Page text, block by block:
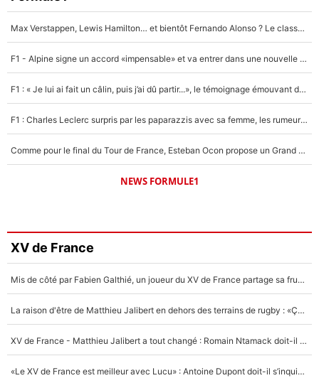
Max Verstappen, Lewis Hamilton… et bientôt Fernando Alonso ? Le classement des pilotes les mieux payés en Formule 1 risque de changer !
F1 - Alpine signe un accord «impensable» et va entrer dans une nouvelle dimension : Grande nouvelle pour Pierre Gasly !
F1 : « Je lui ai fait un câlin, puis j’ai dû partir...», le témoignage émouvant de Max Verstappen sur sa fille
F1 : Charles Leclerc surpris par les paparazzis avec sa femme, les rumeurs étaient vraies !
Comme pour le final du Tour de France, Esteban Ocon propose un Grand Prix de Formule 1 à Paris : «Autour de l’Arc de Triomphe, ce serait génial» !
NEWS FORMULE1
XV de France
Mis de côté par Fabien Galthié, un joueur du XV de France partage sa frustration : «ils ne me l’ont pas dit tout de suite»
La raison d'être de Matthieu Jalibert en dehors des terrains de rugby : «Ça m'atteint autant que si tu touches à un membre de ma famille»
XV de France - Matthieu Jalibert a tout changé : Romain Ntamack doit-il s’inquiéter pour sa place à un an de la Coupe du monde ?
«Le XV de France est meilleur avec Lucu» : Antoine Dupont doit-il s’inquiéter pour sa place ?